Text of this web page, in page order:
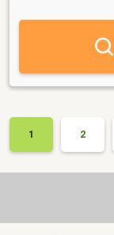
扱メーカー：セキ
1 2